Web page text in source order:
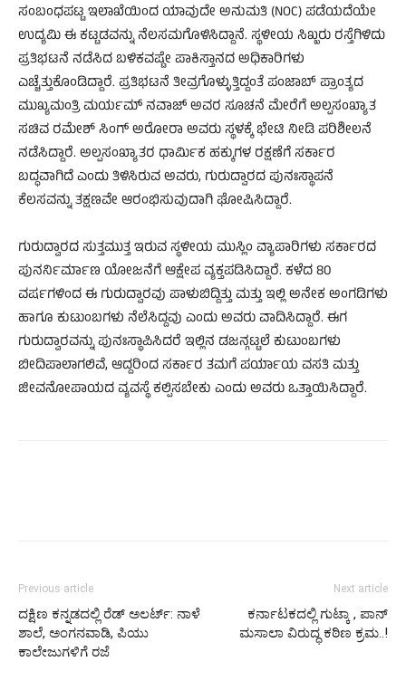
ಸಂಬಂಧಪಟ್ಟ ಇಲಾಖೆಯಿಂದ ಯಾವುದೇ ಅನುಮತಿ (NOC) ಪಡೆಯದೆಯೇ
ಉದ್ಯಮಿ ಈ ಕಟ್ಟಡವನ್ನು ನೆಲಸಮಗೊಳಿಸಿದ್ದಾನೆ. ಸ್ಥಳೀಯ ಸಿಖ್ಖರು ರಸ್ತೆಗಿಳಿದು
ಪ್ರತಿಭಟನೆ ನಡೆಸಿದ ಬಳಿಕವಷ್ಟೇ ಪಾಕಿಸ್ತಾನದ ಅಧಿಕಾರಿಗಳು
ಎಚ್ಚೆತ್ತುಕೊಂಡಿದ್ದಾರೆ. ಪ್ರತಿಭಟನೆ ತೀವ್ರಗೊಳ್ಳುತ್ತಿದ್ದಂತೆ ಪಂಜಾಬ್ ಪ್ರಾಂತ್ಯದ
ಮುಖ್ಯಮಂತ್ರಿ ಮರ್ಯಮ್ ನವಾಜ್ ಅವರ ಸೂಚನೆ ಮೇರೆಗೆ ಅಲ್ಪಸಂಖ್ಯಾತ
ಸಚಿವ ರಮೇಶ್ ಸಿಂಗ್ ಅರೋರಾ ಅವರು ಸ್ಥಳಕ್ಕೆ ಭೇಟಿ ನೀಡಿ ಪರಿಶೀಲನೆ
ನಡೆಸಿದ್ದಾರೆ. ಅಲ್ಪಸಂಖ್ಯಾತರ ಧಾರ್ಮಿಕ ಹಕ್ಕುಗಳ ರಕ್ಷಣೆಗೆ ಸರ್ಕಾರ
ಬದ್ಧವಾಗಿದೆ ಎಂದು ತಿಳಿಸಿರುವ ಅವರು, ಗುರುದ್ವಾರದ ಪುನಃಸ್ಥಾಪನೆ
ಕೆಲಸವನ್ನು ತಕ್ಷಣವೇ ಆರಂಭಿಸುವುದಾಗಿ ಘೋಷಿಸಿದ್ದಾರೆ.
ಗುರುದ್ವಾರದ ಸುತ್ತಮುತ್ತ ಇರುವ ಸ್ಥಳೀಯ ಮುಸ್ಲಿಂ ವ್ಯಾಪಾರಿಗಳು ಸರ್ಕಾರದ
ಪುನರ್ನಿರ್ಮಾಣ ಯೋಜನೆಗೆ ಆಕ್ಷೇಪ ವ್ಯಕ್ತಪಡಿಸಿದ್ದಾರೆ. ಕಳೆದ 80
ವರ್ಷಗಳಿಂದ ಈ ಗುರುದ್ವಾರವು ಪಾಳುಬಿದ್ದಿತ್ತು ಮತ್ತು ಇಲ್ಲಿ ಅನೇಕ ಅಂಗಡಿಗಳು
ಹಾಗೂ ಕುಟುಂಬಗಳು ನೆಲೆಸಿದ್ದವು ಎಂದು ಅವರು ವಾದಿಸಿದ್ದಾರೆ. ಈಗ
ಗುರುದ್ವಾರವನ್ನು ಪುನಃಸ್ಥಾಪಿಸಿದರೆ ಇಲ್ಲಿನ ಡಜನ್ಗಟ್ಟಲೆ ಕುಟುಂಬಗಳು
ಬೀದಿಪಾಲಾಗಲಿವೆ, ಆದ್ದರಿಂದ ಸರ್ಕಾರ ತಮಗೆ ಪರ್ಯಾಯ ವಸತಿ ಮತ್ತು
ಜೀವನೋಪಾಯದ ವ್ಯವಸ್ಥೆ ಕಲ್ಪಿಸಬೇಕು ಎಂದು ಅವರು ಒತ್ತಾಯಿಸಿದ್ದಾರೆ.
Previous article
ದಕ್ಷಿಣ ಕನ್ನಡದಲ್ಲಿ ರೆಡ್ ಅಲರ್ಟ್: ನಾಳೆ
ಶಾಲೆ, ಅಂಗನವಾಡಿ, ಪಿಯು
ಕಾಲೇಜುಗಳಿಗೆ ರಜೆ
Next article
ಕರ್ನಾಟಕದಲ್ಲಿ ಗುಟ್ಕಾ , ಪಾನ್
ಮಸಾಲಾ ವಿರುದ್ಧ ಕಠಿಣ ಕ್ರಮ..!